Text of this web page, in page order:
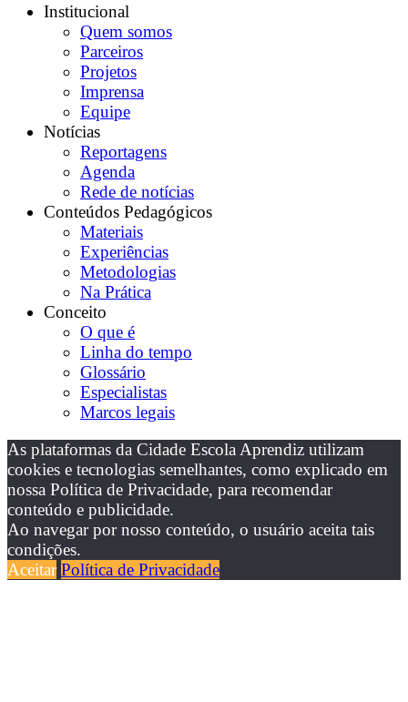
Institucional
Quem somos
Parceiros
Projetos
Imprensa
Equipe
Notícias
Reportagens
Agenda
Rede de notícias
Conteúdos Pedagógicos
Materiais
Experiências
Metodologias
Na Prática
Conceito
O que é
Linha do tempo
Glossário
Especialistas
Marcos legais
As plataformas da Cidade Escola Aprendiz utilizam
cookies e tecnologias semelhantes, como explicado em
nossa Política de Privacidade, para recomendar
conteúdo e publicidade.
Ao navegar por nosso conteúdo, o usuário aceita tais
condições.
Aceitar Política de Privacidade